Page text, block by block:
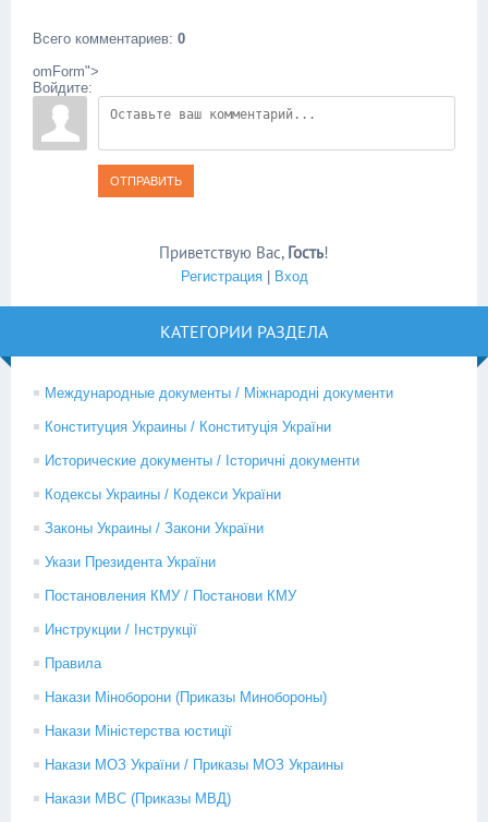
Всего комментариев: 0
omForm">
Войдите:
ОТПРАВИТЬ
Приветствую Вас, Гость!
Регистрация| Вход
КАТЕГОРИИ РАЗДЕЛА
Международные документы / Міжнародні документи
Конституция Украины / Конституція України
Исторические документы / Історичні документи
Кодексы Украины / Кодекси України
Законы Украины / Закони України
Укази Президента України
Постановления КМУ / Постанови КМУ
Инструкции / Інструкції
Правила
Накази Міноборони (Приказы Минобороны)
Накази Міністерства юстиції
Накази МОЗ України / Приказы МОЗ Украины
Накази МВС (Приказы МВД)